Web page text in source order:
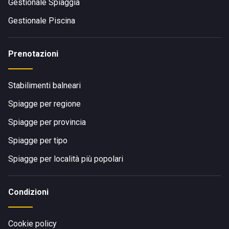
Gestionale Spiaggia
Gestionale Piscina
Prenotazioni
Stabilimenti balneari
Spiagge per regione
Spiagge per provincia
Spiagge per tipo
Spiagge per località più popolari
Condizioni
Cookie policy